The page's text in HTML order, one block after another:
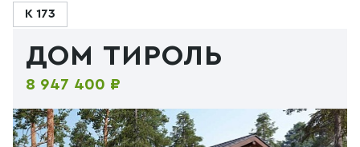
К 173
ДОМ ТИРОЛЬ
8 947 400 ₽